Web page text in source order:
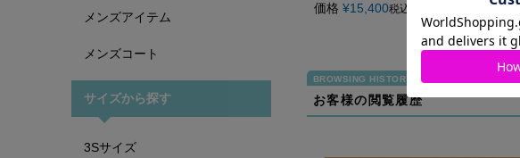
メンズアイテム
メンズコート
サイズから探す
3Sサイズ
価格 ¥15,400税込
お客様の閲覧履歴